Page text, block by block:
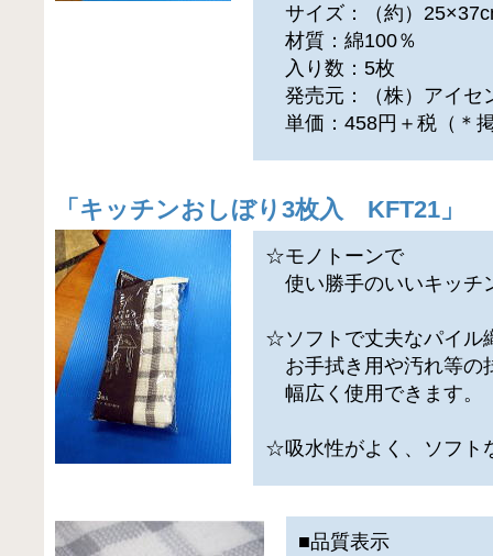
サイズ：（約）
材質：綿100％
入り数：5枚
発売元：（株）アイセ
単価：458円＋税（＊
「 キッチンおしぼり3枚入 KFT21 」
☆モノトーンで
使い勝手のいいキッチ
☆ソフトで丈夫なパイル
お手拭き用や汚れ等の
幅広く使用できます。
☆吸水性がよく、ソフト
■品質表示